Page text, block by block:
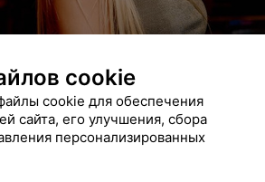
cookie
cookie для обеспечения
сайта, его улучшения, сбора
персонализированных